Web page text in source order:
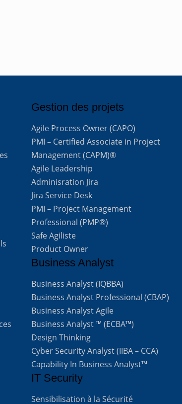
Gestion des projets
Agile Process Owner (CAPO)
PMI – Certified Associate in Project
Management (CAPM)®
Agile Leadership
Adminisration Jira
Jira Service Desk
PMI – Project Management
Professional (PMP®)
Safe Agiliste
Product Owner
Business Analyst
Business Analyst (IQBBA)
Business Analyst Professional (CBAP)
Business Analyst Agile
Business Analyst ™ (ECBA™)
Design Thinking
Cyber Security Analyst (IIBA – CCA)
Capability In Business Analyst™
IT Security
Sensibilisation à la Sécurité